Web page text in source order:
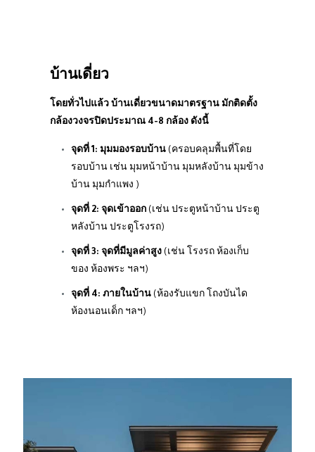
บ้านเดี่ยว
โดยทั่วไปแล้ว บ้านเดี่ยวขนาดมาตรฐาน มักติดตั้ง
กล้องวงจรปิดประมาณ 4-8 กล้อง ดังนี้
จุดที่ 1: มุมมองรอบบ้าน (ครอบคลุมพื้นที่โดย
รอบบ้าน เช่น มุมหน้าบ้าน มุมหลังบ้าน มุมข้าง
บ้าน มุมกำแพง )
จุดที่ 2: จุดเข้าออก (เช่น ประตูหน้าบ้าน ประตู
หลังบ้าน ประตูโรงรถ)
จุดที่ 3: จุดที่มีมูลค่าสูง (เช่น โรงรถ ห้องเก็บ
ของ ห้องพระ ฯลฯ)
จุดที่ 4: ภายในบ้าน (ห้องรับแขก โถงบันได
ห้องนอนเด็ก ฯลฯ)